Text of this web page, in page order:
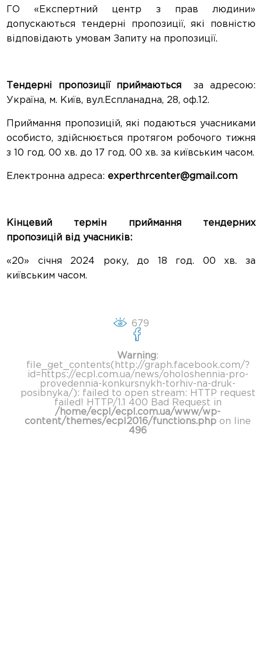
ГО «Експертний центр з прав людини»
допускаються тендерні пропозиції, які повністю
відповідають умовам Запиту на пропозиції.
Тендерні пропозиції приймаються
за адресою:
Україна, м. Київ, вул.Еспланадна, 28, оф.12.
Приймання пропозицій, які подаються учасниками
особисто, здійснюється протягом робочого тижня
з 10 год. 00 хв. до 17 год. 00 хв. за київським часом.
Електронна адреса: experthrcenter@gmail.com
Кінцевий термін приймання тендерних
пропозицій від учасників:
«20» січня 2024 року, до 18 год. 00 хв. за
київським часом.
679
Warning:
file_get_contents(http://graph.facebook.com/?
id=https://ecpl.com.ua/news/oholoshennia-pro-
provedennia-konkursnykh-torhiv-na-druk-
posibnyka/): failed to open stream: HTTP request
failed! HTTP/1.1 400 Bad Request in
/home/ecpl/ecpl.com.ua/www/wp-
content/themes/ecpl2016/functions.php on line
496